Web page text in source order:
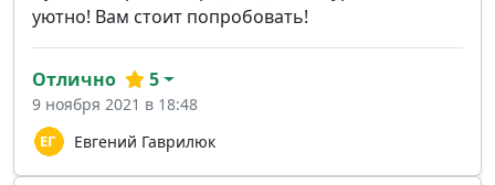
уютно! Вам стоит попробовать!
Евгений Гаврилюк
Отлично 5
9 ноября 2021 в 18:48